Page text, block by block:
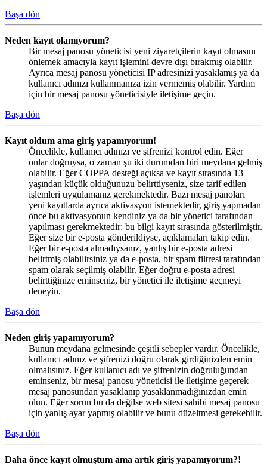
Başa dön
Neden kayıt olamıyorum?
Bir mesaj panosu yöneticisi yeni ziyaretçilerin kayıt olmasını
önlemek amacıyla kayıt işlemini devre dışı bırakmış olabilir.
Ayrıca mesaj panosu yöneticisi IP adresinizi yasaklamış ya da
kullanıcı adınızı kullanmanıza izin vermemiş olabilir. Yardım
için bir mesaj panosu yöneticisiyle iletişime geçin.
Başa dön
Kayıt oldum ama giriş yapamıyorum!
Öncelikle, kullanıcı adınızı ve şifrenizi kontrol edin. Eğer
onlar doğruysa, o zaman şu iki durumdan biri meydana gelmiş
olabilir. Eğer COPPA desteği açıksa ve kayıt sırasında 13
yaşından küçük olduğunuzu belirttiyseniz, size tarif edilen
işlemleri uygulamanız gerekmektedir. Bazı mesaj panoları
yeni kayıtlarda ayrıca aktivasyon istemektedir, giriş yapmadan
önce bu aktivasyonun kendiniz ya da bir yönetici tarafından
yapılması gerekmektedir; bu bilgi kayıt sırasında gösterilmiştir.
Eğer size bir e-posta gönderildiyse, açıklamaları takip edin.
Eğer bir e-posta almadıysanız, yanlış bir e-posta adresi
belirtmiş olabilirsiniz ya da e-posta, bir spam filtresi tarafından
spam olarak seçilmiş olabilir. Eğer doğru e-posta adresi
belirttiğinize eminseniz, bir yönetici ile iletişime geçmeyi
deneyin.
Başa dön
Neden giriş yapamıyorum?
Bunun meydana gelmesinde çeşitli sebepler vardır. Öncelikle,
kullanıcı adınız ve şifrenizi doğru olarak girdiğinizden emin
olmalısınız. Eğer kullanıcı adı ve şifrenizin doğruluğundan
eminseniz, bir mesaj panosu yöneticisi ile iletişime geçerek
mesaj panosundan yasaklanıp yasaklanmadığınızdan emin
olun. Eğer sorun bu da değilse web sitesi sahibi mesaj panosu
için yanlış ayar yapmış olabilir ve bunu düzeltmesi gerekebilir.
Başa dön
Daha önce kayıt olmuştum ama artık giriş yapamıyorum?!